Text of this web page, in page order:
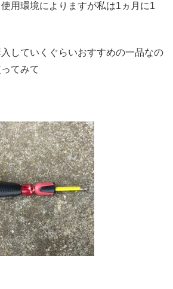
用環境によりますが私は1ヵ月に1
していくぐらいおすすめの一品なの
てみて